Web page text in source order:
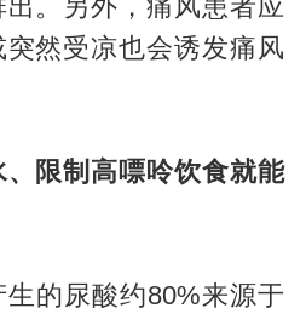
。另外，痛风患者应
然受凉也会诱发痛风
限制高嘌呤饮食就能
的尿酸约80%来源于